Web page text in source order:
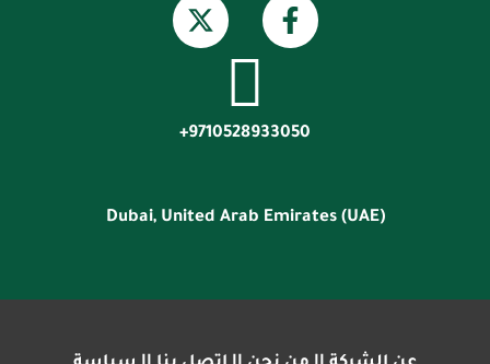
9710528933050+
Dubai, United Arab Emirates (UAE)